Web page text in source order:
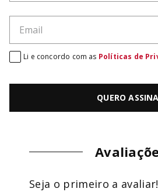
QUERO
Li e concordo com as Políticas de
Seja o primeiro a avaliar!